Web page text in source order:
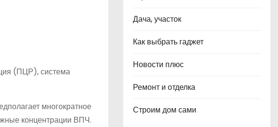
(ПЦР), система
многократное
концентрации ВПЧ.
Дача, участок
Как выбрать гаджет
Новости плюс
Ремонт и отделка
Строим дом сами